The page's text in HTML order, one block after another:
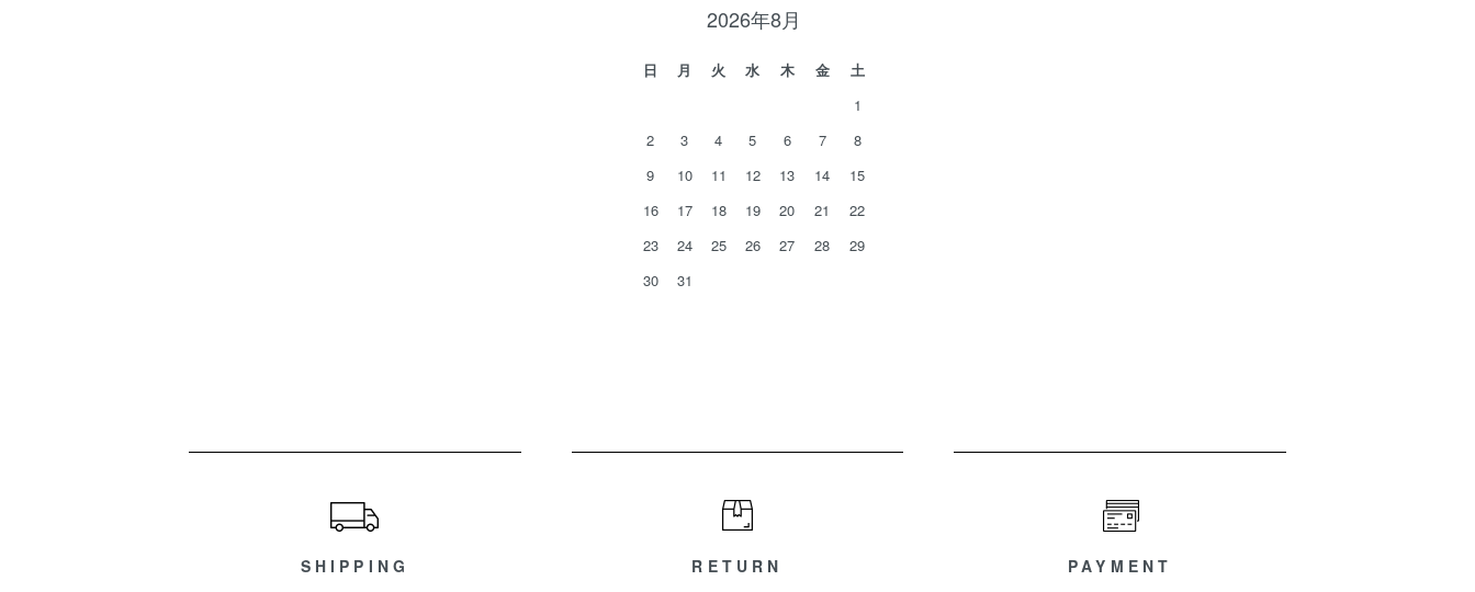
2026年8月
日 月 火 水 木 金
土
1
2
3 4 5 6 7
8
9
10 11 12 13 14
15
16
17 18 19 20 21
22
23
24 25 26 27 28
29
30
31
SHIPPING RETURN PAYMENT